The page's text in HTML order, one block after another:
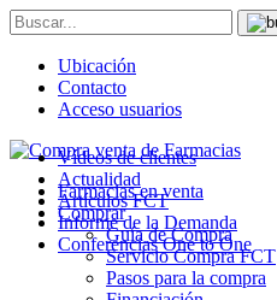
Ubicación
Contacto
Acceso usuarios
Farmacias en venta
Comprar
Guía de Compra
Servicio Compra FCT
Pasos para la compra
Vídeos de clientes
Actualidad
Artículos FCT
Informe de la Demanda
Conferencias One to One